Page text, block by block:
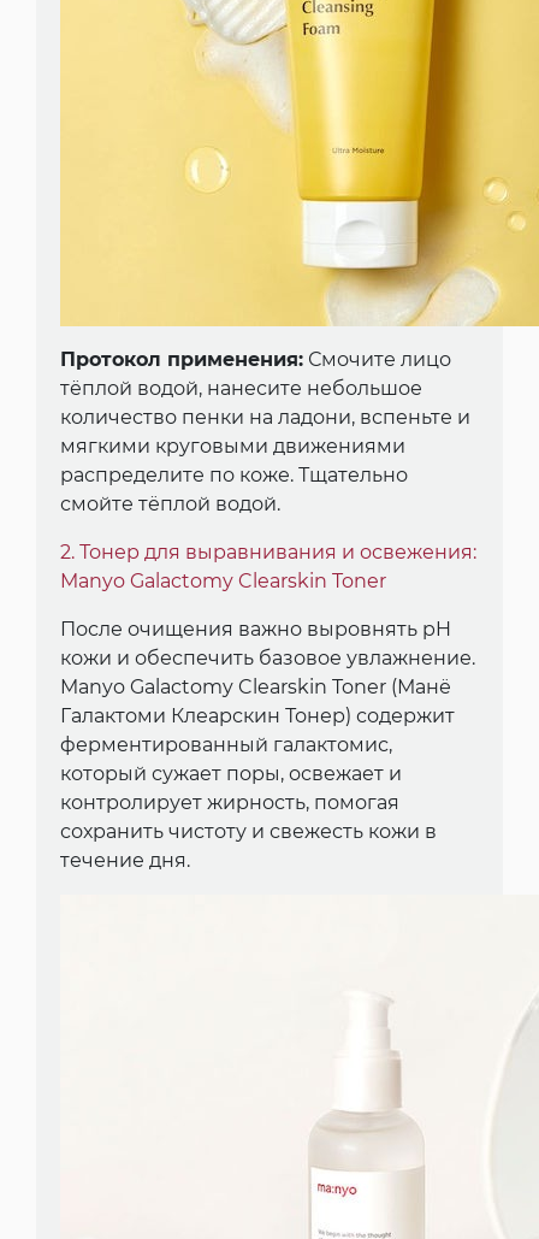
Протокол применения: Смочите лицо
тёплой водой, нанесите небольшое
количество пенки на ладони, вспеньте и
мягкими круговыми движениями
распределите по коже. Тщательно
смойте тёплой водой.
2. Тонер для выравнивания и освежения:
Manyo Galactomy Clearskin Toner
После очищения важно выровнять pH
кожи и обеспечить базовое увлажнение.
Manyo Galactomy Clearskin Toner (Манё
Галактоми Клеарскин Тонер) содержит
ферментированный галактомис,
который сужает поры, освежает и
контролирует жирность, помогая
сохранить чистоту и свежесть кожи в
течение дня.